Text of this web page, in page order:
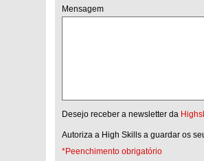
Mensagem
Desejo receber a newsletter da
Autoriza a High Skills a guardar os
*Peenchimento obrigatório